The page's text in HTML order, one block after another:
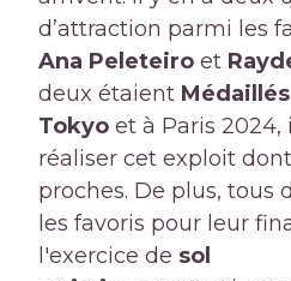
d’attraction parmi les
Ana Peleteiro et
deux étaient
Tokyo et à Paris
réaliser cet exploit
proches. De plus, tous
les favoris pour leur
l'exercice de sol